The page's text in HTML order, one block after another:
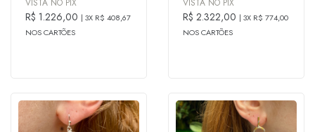
VISTA NO PIX
R$ 1.226,00
3X R$ 408,67
NOS CARTÕES
VISTA NO PIX
R$ 2.322,00
3X R$ 774,00
NOS CARTÕES